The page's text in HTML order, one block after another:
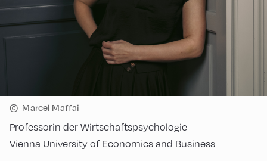
© Marcel Maffai
Professorin der Wirtschaftspsychologie
Vienna University of Economics and Business